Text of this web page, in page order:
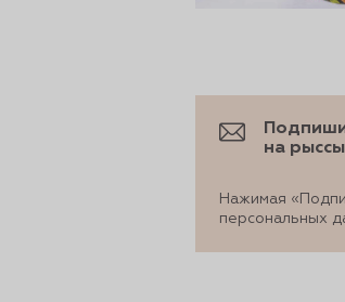
на
Нажимая
персональных